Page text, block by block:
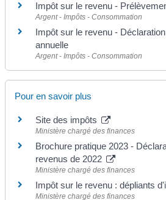
Impôt sur le revenu -
Argent - Impôts - Consommation
Impôt sur le revenu -
annuelle
Argent - Impôts - Consommation
Pour en savoir plus
Site des impôts
Ministère chargé des finances
Brochure pratique 2023 -
revenus de 2022
Ministère chargé des finances
Impôt sur le revenu : dépliants
Ministère chargé des finances